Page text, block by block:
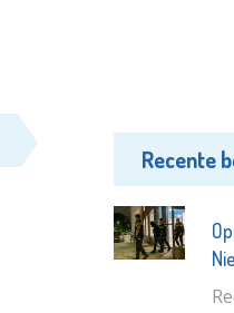
Recente